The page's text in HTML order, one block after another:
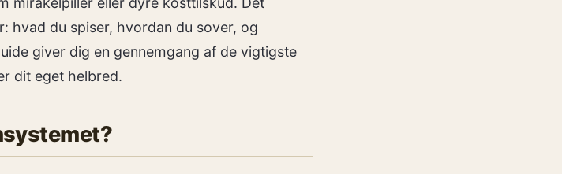
hvad du spiser, hvordan du sover, og
giver dig en gennemgang af de vigtigste
dit eget helbred.